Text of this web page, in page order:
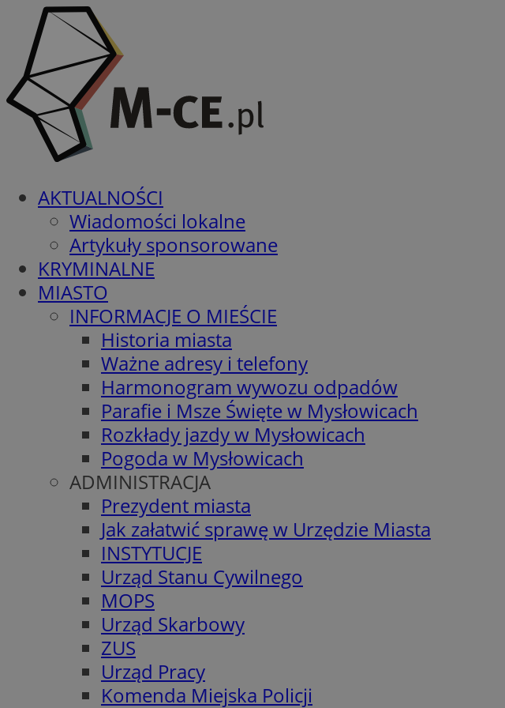
AKTUALNOŚCI
Wiadomości lokalne
Artykuły sponsorowane
KRYMINALNE
MIASTO
INFORMACJE O MIEŚCIE
Historia miasta
Ważne adresy i telefony
Harmonogram wywozu odpadów
Parafie i Msze Święte w Mysłowicach
Rozkłady jazdy w Mysłowicach
Pogoda w Mysłowicach
ADMINISTRACJA
Prezydent miasta
Jak załatwić sprawę w Urzędzie Miasta
INSTYTUCJE
Urząd Stanu Cywilnego
MOPS
Urząd Skarbowy
ZUS
Urząd Pracy
Komenda Miejska Policji